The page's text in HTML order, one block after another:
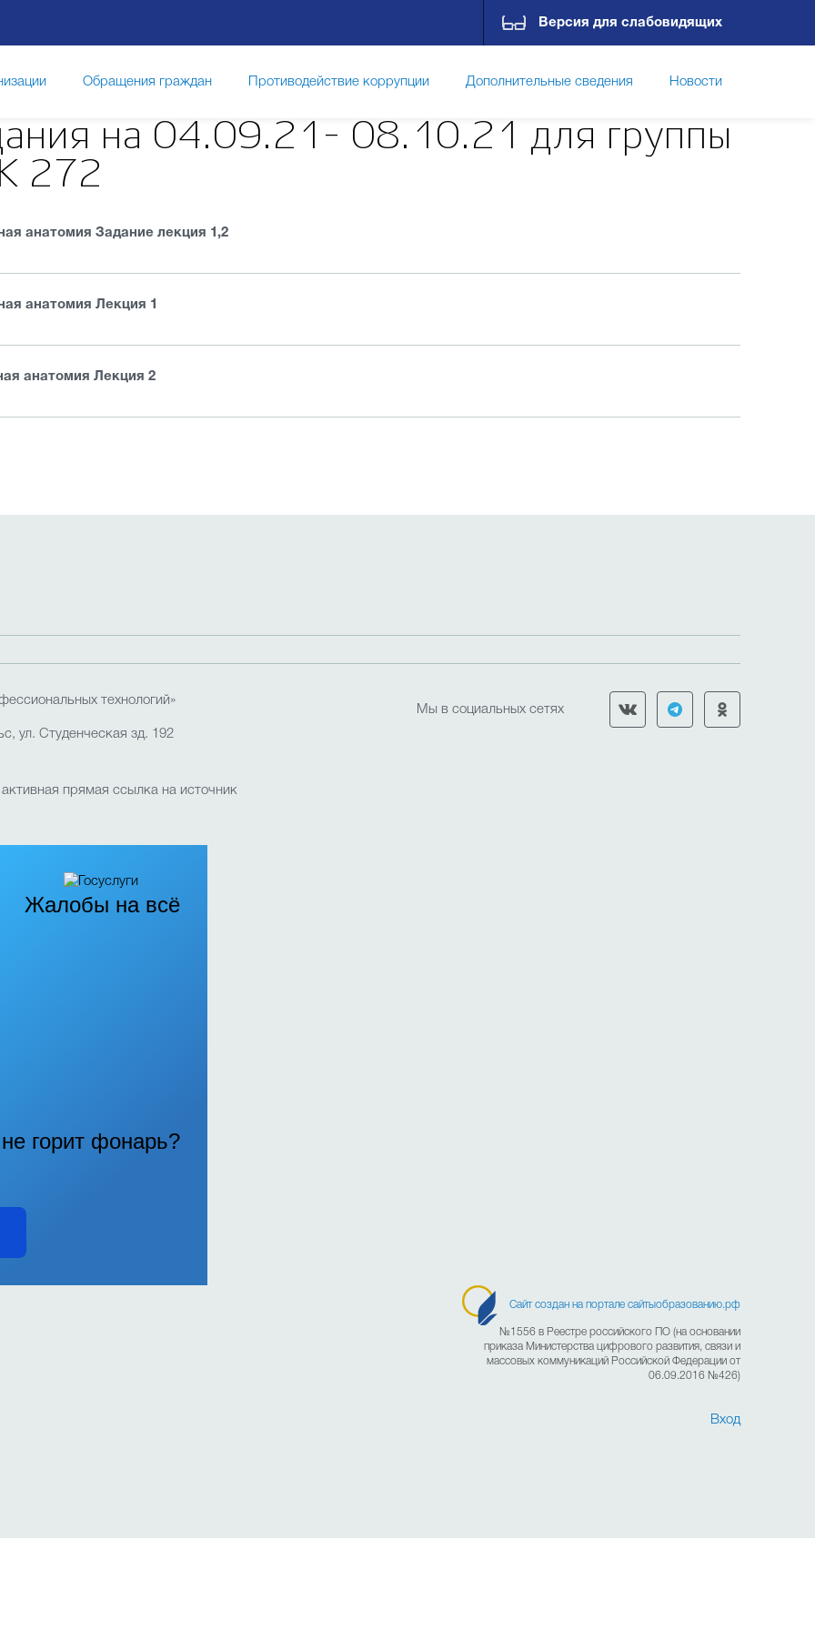
на 04.09.21- 08.10.21 для группы
272
анатомия Задание лекция 1,2
анатомия Лекция 1
анатомия Лекция 2
Версия для слабовидящих
Обращения граждан Противодействие коррупции Дополнительные сведения Новости
технологий»
ул. Студенческая зд. 192
прямая ссылка на источник
Мы в социальных сетях
Жалобы на всё
горит фонарь?
Сайт создан на портале сайтыобразованию.рф
№1556 в Реестре российского ПО (на основании
приказа Министерства цифрового развития, связи и
массовых коммуникаций Российской Федерации от
06.09.2016 №426)
Вход